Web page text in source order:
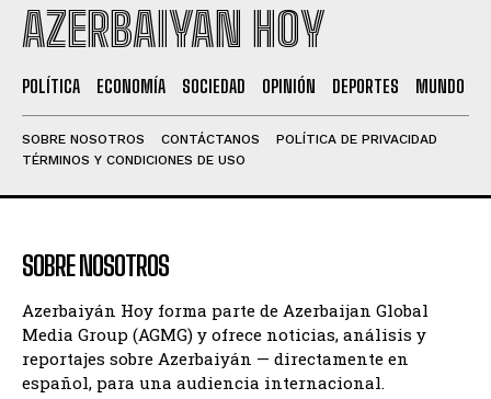
AZERBAIYAN HOY
POLÍTICA ECONOMÍA SOCIEDAD OPINIÓN DEPORTES MUNDO
SOBRE NOSOTROS CONTÁCTANOS
POLÍTICA DE PRIVACIDAD
TÉRMINOS Y CONDICIONES DE USO
SOBRE NOSOTROS
Azerbaiyán Hoy forma parte de Azerbaijan Global
Media Group (AGMG) y ofrece noticias, análisis y
reportajes sobre Azerbaiyán — directamente en
español, para una audiencia internacional.